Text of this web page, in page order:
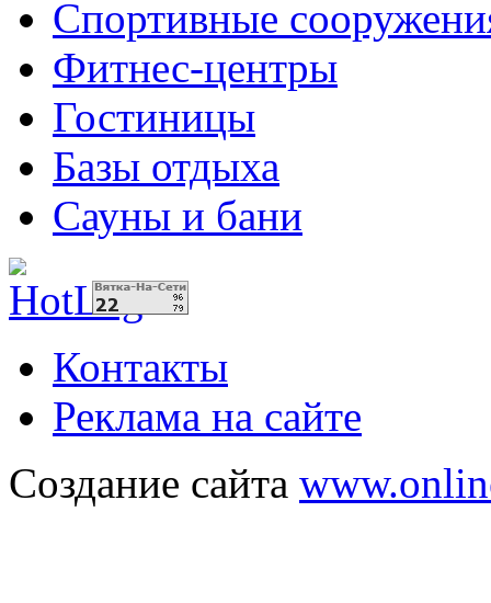
Спортивные
Фитнес-центры
Гостиницы
Базы отдыха
Сауны и бани
Контакты
Реклама на сайте
Создание сайта